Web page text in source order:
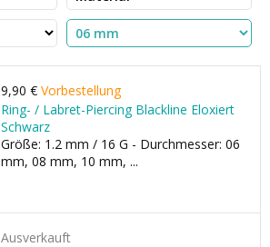
9,90 € Vorbestellung
Ring- / Labret-Piercing Blackline Eloxiert
Schwarz
Größe: 1.2 mm / 16 G - Durchmesser: 06
mm, 08 mm, 10 mm, ...
Ausverkauft